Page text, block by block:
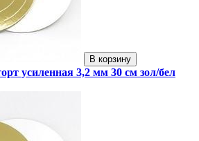
В корзину
усиленная 3,2 мм 30 см зол/бел